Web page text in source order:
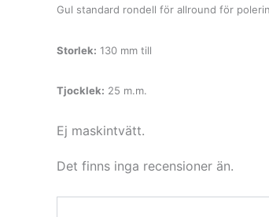
Gul standard rondell för allround för
Storlek: 130 mm till
Tjocklek: 25 m.m.
Ej maskintvätt.
Det finns inga recensioner än.